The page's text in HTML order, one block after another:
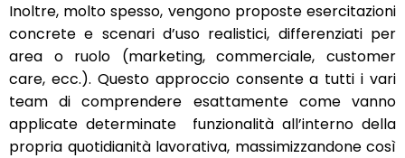
Inoltre, molto spesso, vengono proposte esercitazioni
concrete e scenari d’uso realistici, differenziati per
area o ruolo (marketing, commerciale, customer
care, ecc.). Questo approccio consente a tutti i vari
team di comprendere esattamente come vanno
applicate determinate funzionalità all’interno della
propria quotidianità lavorativa, massimizzandone così